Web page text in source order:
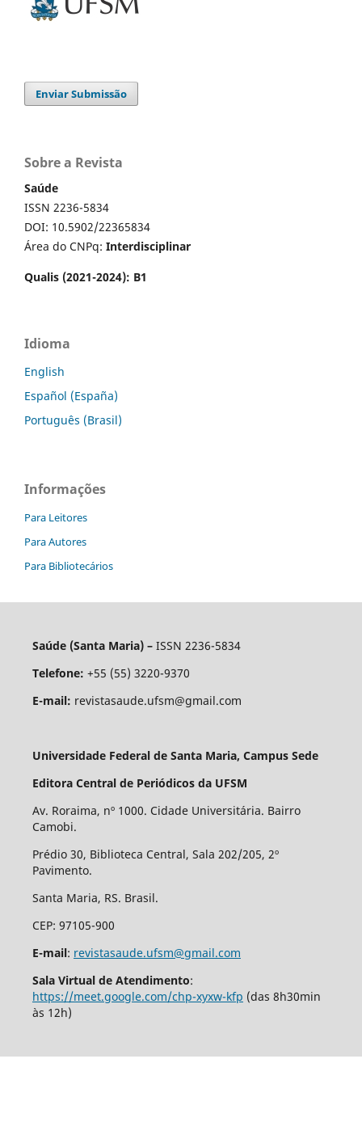
Enviar Submissão
Sobre a Revista
Saúde
ISSN 2236-5834
DOI: 10.5902/22365834
Área do CNPq: Interdisciplinar
Qualis (2021-2024): B1
Idioma
English
Español (España)
Português (Brasil)
Informações
Para Leitores
Para Autores
Para Bibliotecários
Saúde (Santa Maria) – ISSN 2236-5834
Telefone: +55 (55) 3220-9370
E-mail: revistasaude.ufsm@gmail.com
Universidade Federal de Santa Maria, Campus Sede
Editora Central de Periódicos da UFSM
Av. Roraima, nº 1000. Cidade Universitária. Bairro
Camobi.
Prédio 30, Biblioteca Central, Sala 202/205, 2º
Pavimento.
Santa Maria, RS. Brasil.
CEP: 97105-900
E-mail: revistasaude.ufsm@gmail.com
Sala Virtual de Atendimento:
https://meet.google.com/chp-xyxw-kfp (das 8h30min
às 12h)